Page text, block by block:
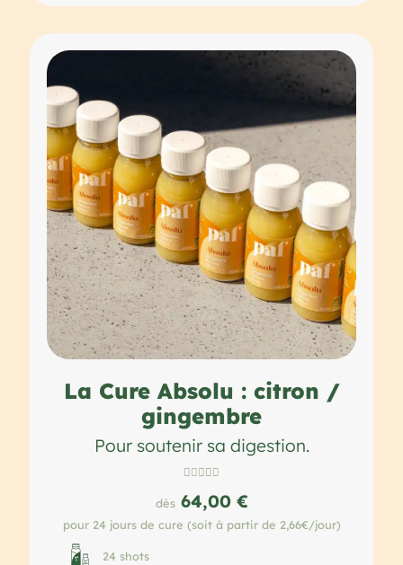
La Cure Absolu : citron /
gingembre
Pour soutenir sa digestion.

dès64,00 €
pour 24 jours de cure (soit à partir de 2,66€/jour)
24 shots